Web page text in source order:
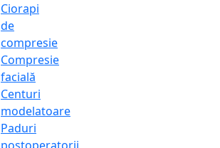
Ciorapi
de
compresie
Compresie
facială
Centuri
modelatoare
Paduri